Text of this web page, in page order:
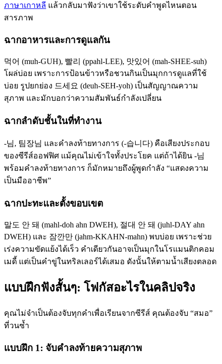
ภาษาเกาหลี แล้วกลับมาฟังว่าเขาใช้ระดับคำพูดไหนตอน
สารภาพ
ฉากอาหารและการดูแลกัน
먹어 (muh-GUH), 빨리 (ppahl-LEE), 맛있어 (mah-SHEE-suh)
โผล่บ่อย เพราะการป้อนข้าวหรือชวนกินเป็นมุกการดูแลที่ใช้
บ่อย รูปยกย่อง 드세요 (deuh-SEH-yoh) เป็นสัญญาณความ
สุภาพ และมักบอกว่าความสัมพันธ์กำลังเปลี่ยน
ฉากลำดับชั้นในที่ทำงาน
-님, 팀장님 และคำลงท้ายทางการ (-습니다) คือเสียงประกอบ
ของซีรีส์ออฟฟิศ แม้คุณไม่เข้าใจทั้งประโยค แต่ถ้าได้ยิน -님
พร้อมคำลงท้ายทางการ ก็มักหมายถึงผู้พูดกำลัง “แสดงความ
เป็นมืออาชีพ”
ฉากปะทะและตั้งขอบเขต
말도 안 돼 (mahl-doh ahn DWEH), 절대 안 돼 (juhl-DAY ahn
DWEH) และ 잠깐만 (jahm-KKAHN-mahn) พบบ่อย เพราะช่วย
เร่งความขัดแย้งได้เร็ว คำเดียวกันอาจเป็นมุกในโรแมนติกคอม
เมดี้ แต่เป็นคำขู่ในทริลเลอร์ได้เสมอ ดังนั้นให้ตามน้ำเสียงตลอด
แบบฝึกฟังสั้นๆ: โฟกัสอะไรในคลิปจริง
คุณไม่จำเป็นต้องจับทุกคำเพื่อเรียนจากซีรีส์ คุณต้องจับ “สมอ”
ที่วนซ้ำ
แบบฝึก 1: จับคำลงท้ายความสุภาพ